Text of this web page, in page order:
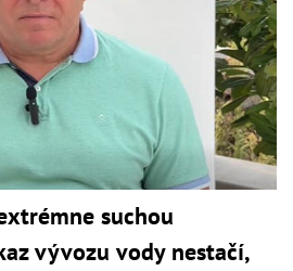
suchou
vývozu vody nestačí,